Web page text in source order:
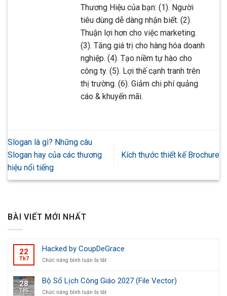
Thương Hiệu của bạn: (1). Người
tiêu dùng dễ dàng nhận biết. (2).
Thuận lợi hơn cho việc marketing.
(3). Tăng giá trị cho hàng hóa doanh
nghiệp. (4). Tạo niềm tự hào cho
công ty. (5). Lợi thế cạnh tranh trên
thị trường. (6). Giảm chi phí quảng
cáo & khuyến mãi.
Slogan là gì? Những câu
Slogan hay của các thương
hiệu nổi tiếng
Kích thước thiết kế Brochure
BÀI VIẾT MỚI NHẤT
22
Th7
Hacked by CoupDeGrace
Chức năng bình luận bị tắtở
CoupDeGrace
28
Th5
Bộ Số Lịch Công Giáo 2027 (File Vector)
Chức năng bình luận bị tắtở